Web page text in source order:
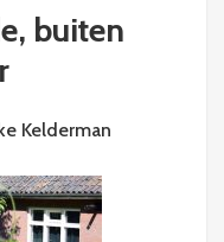
buiten
Kelderman